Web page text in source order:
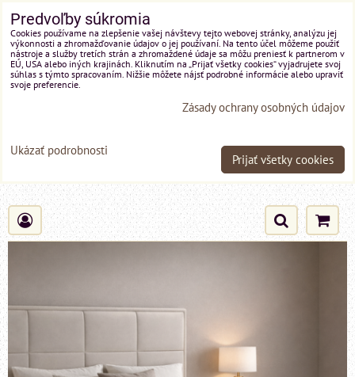
Predvoľby súkromia
Cookies používame na zlepšenie vašej návštevy tejto webovej stránky, analýzu jej
výkonnosti a zhromažďovanie údajov o jej používaní. Na tento účel môžeme použiť
nástroje a služby tretích strán a zhromaždené údaje sa môžu preniesť k partnerom v
EÚ, USA alebo iných krajinách. Kliknutím na „Prijať všetky cookies“ vyjadrujete svoj
súhlas s týmto spracovaním. Nižšie môžete nájsť podrobné informácie alebo upraviť
svoje preferencie.
Zásady ochrany osobných údajov
Ukázať podrobnosti
Prijať všetky cookies